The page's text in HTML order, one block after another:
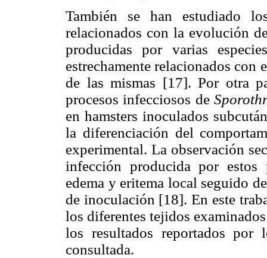
También se han estudiado
relacionados con la evolución
producidas por varias
estrechamente relacionados
de las mismas [17]. Por otra
procesos infecciosos de
en hamsters inoculados
la diferenciación del
experimental. La observación
infección producida por estos
edema y eritema local seguido
de inoculación [18]. En este
los diferentes tejidos
los resultados reportados por
consultada.